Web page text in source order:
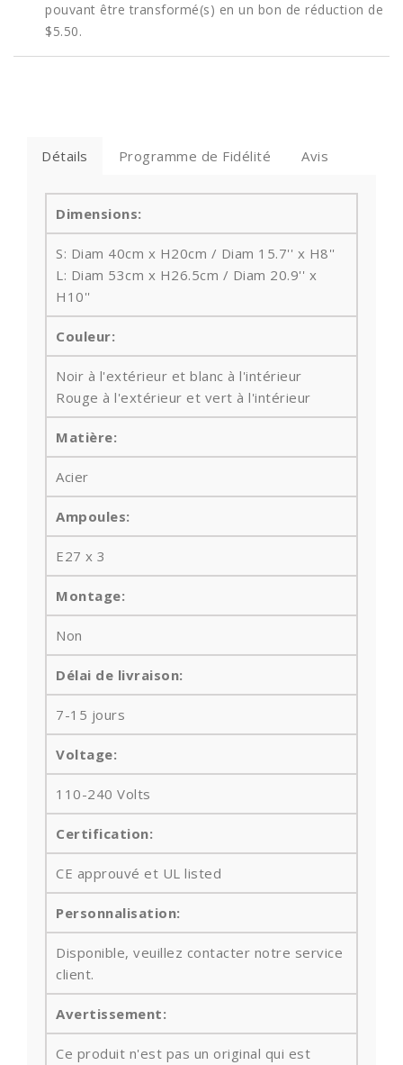
pouvant être transformé(s) en un bon de réduction de
$5.50.
Détails Programme de Fidélité Avis
Dimensions:
S: Diam 40cm x H20cm / Diam 15.7'' x H8''
L: Diam 53cm x H26.5cm / Diam 20.9'' x
H10''
Couleur:
Noir à l'extérieur et blanc à l'intérieur
Rouge à l'extérieur et vert à l'intérieur
Matière:
Acier
Ampoules:
E27 x 3
Montage:
Non
Délai de livraison:
7-15 jours
Voltage:
110-240 Volts
Certification:
CE approuvé et UL listed
Personnalisation:
Disponible, veuillez contacter notre service
client.
Avertissement:
Ce produit n'est pas un original qui est